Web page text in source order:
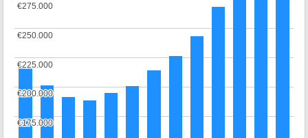
€175.000
€175.000
€200.000
€200.000
€225.000
€225.000
€250.000
€250.000
€275.000
€275.000